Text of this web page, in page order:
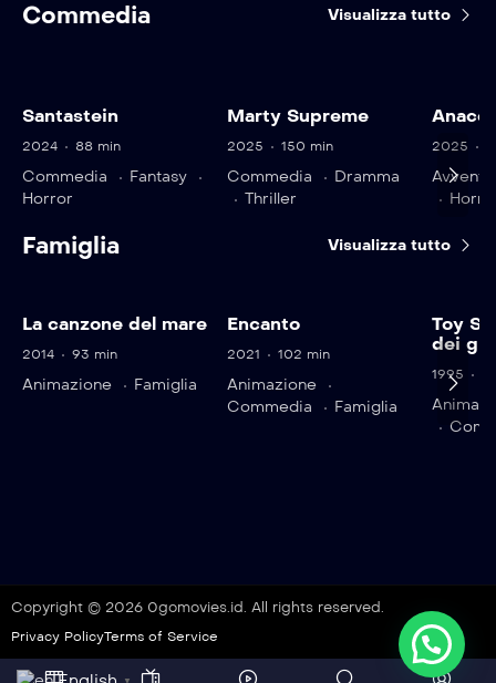
Commedia Visualizza tutto
Santastein
2024 88 min
Commedia
Fantasy
Horror
Marty Supreme
2025 150 min
Commedia
Dramma
Thriller
2025
Famiglia Visualizza tutto
La canzone del mare
2014 93 min
Animazione Famiglia
Encanto
2021 102 min
Animazione
Commedia
Famiglia
Toy
dei
1995
Copyright © 2026 0gomovies.id. All rights reserved.
Privacy PolicyTerms of Service
▼